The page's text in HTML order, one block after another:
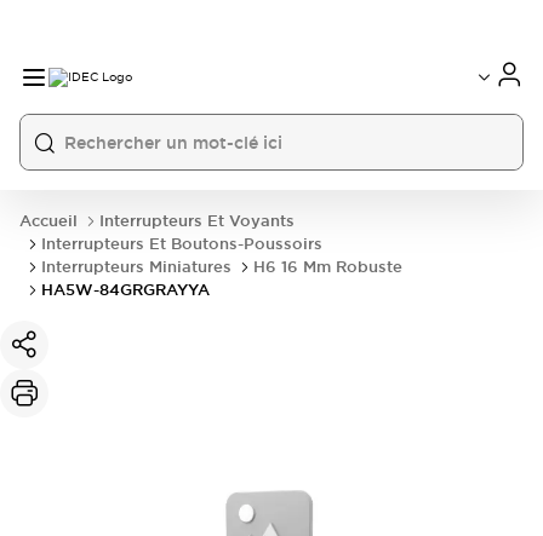
Accueil
Interrupteurs Et Voyants
Interrupteurs Et Boutons-Poussoirs
Interrupteurs Miniatures
H6 16 Mm Robuste
HA5W-84GRGRAYYA